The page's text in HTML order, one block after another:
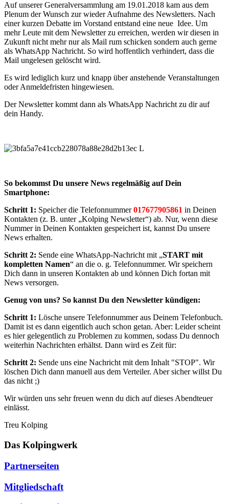
Auf unserer Generalversammlung am 19.01.2018 kam aus dem
Plenum der Wunsch zur wieder Aufnahme des Newsletters. Nach
einer kurzen Debatte im Vorstand entstand eine neue Idee. Um
mehr Leute mit dem Newsletter zu erreichen, werden wir diesen in
Zukunft nicht mehr nur als Mail rum schicken sondern auch gerne
als WhatsApp Nachricht. So wird hoffentlich verhindert, dass die
Mail ungelesen gelöscht wird.
Es wird lediglich kurz und knapp über anstehende Veranstaltungen
oder Anmeldefristen hingewiesen.
Der Newsletter kommt dann als WhatsApp Nachricht zu dir auf
dein Handy.
So bekommst Du unsere News regelmäßig auf Dein
Smartphone:
Schritt 1: Speicher die Telefonnummer017677905861 in Deinen
Kontakten (z. B. unter „Kolping Newsletter“) ab. Nur, wenn diese
Nummer in Deinen Kontakten gespeichert ist, kannst Du unsere
News erhalten.
Schritt 2: Sende eine WhatsApp-Nachricht mit „START mit
kompletten Namen“ an die o. g. Telefonnummer. Wir speichern
Dich dann in unseren Kontakten ab und können Dich fortan mit
News versorgen.
Genug von uns? So kannst Du den Newsletter kündigen:
Schritt 1: Lösche unsere Telefonnummer aus Deinem Telefonbuch.
Damit ist es dann eigentlich auch schon getan. Aber: Leider scheint
es hier gelegentlich zu Problemen zu kommen, sodass Du dennoch
weiterhin Nachrichten erhältst. Dann wird es Zeit für:
Schritt 2: Sende uns eine Nachricht mit dem Inhalt "STOP". Wir
löschen Dich dann manuell aus dem Verteiler. Aber sicher willst Du
das nicht ;)
Wir würden uns sehr freuen wenn du dich auf dieses Abendteuer
einlässt.
Treu Kolping
Das Kolpingwerk
Partnerseiten
Mitgliedschaft